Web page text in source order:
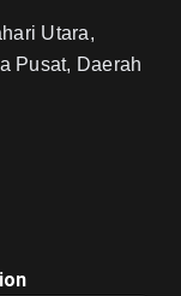
Utara,
Pusat, Daerah